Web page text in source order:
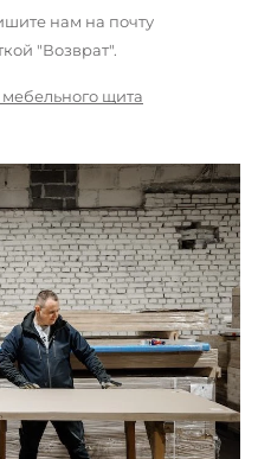
нам на почту
"Возврат".
щита